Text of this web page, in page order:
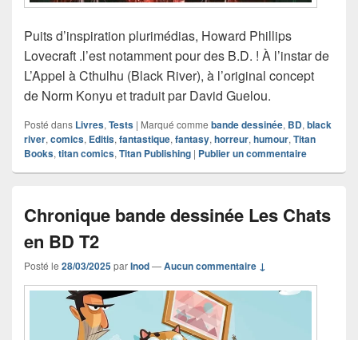
Puits d’inspiration plurimédias, Howard Phillips
Lovecraft .l’est notamment pour des B.D. ! À l’instar de
L’Appel à Cthulhu (Black River), à l’original concept
de Norm Konyu et traduit par David Guelou.
Posté dans Livres, Tests | Marqué comme bande dessinée, BD, black
river, comics, Editis, fantastique, fantasy, horreur, humour, Titan
Books, titan comics, Titan Publishing | Publier un commentaire
Chronique bande dessinée Les Chats
en BD T2
Posté le 28/03/2025parInod—Aucun commentaire ↓